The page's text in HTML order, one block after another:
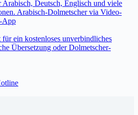
Deutsch, Englisch und viele
Arabisch-Dolmetscher via Video-
App
ein kostenloses unverbindliches
Übersetzung oder Dolmetscher-